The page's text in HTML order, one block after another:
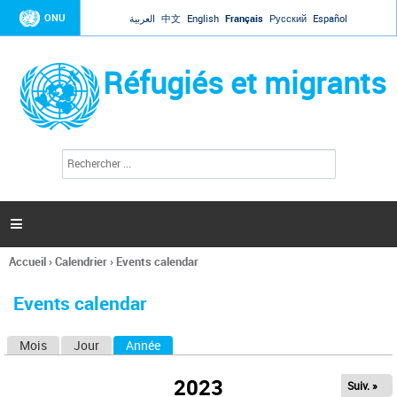
Jump to navigation
ONU العربية 中文 English Français Русский Español
Réfugiés et migrants
l
c
h
e

Vous
ici
Accueil›Calendrier› Events calendar
Events calendar
Mois Jour Année
2023 Suiv. »